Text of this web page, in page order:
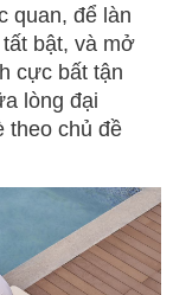
quan, để làn
bật, và mở
cực bất tận
lòng đại
theo chủ đề